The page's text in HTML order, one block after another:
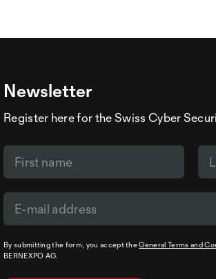
Newsletter
Register here for the Swiss Cyber
By submitting the form, you accept theGeneral Terms and
BERNEXPO AG.